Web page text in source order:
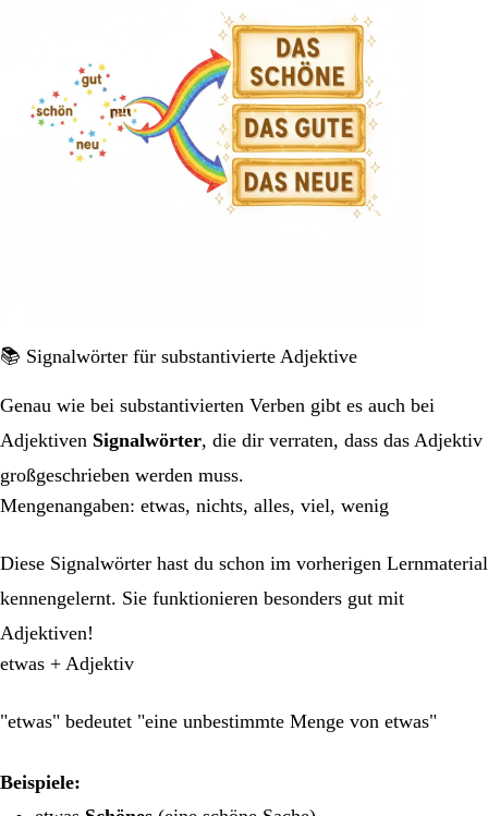
📚 Signalwörter für substantivierte Adjektive
Genau wie bei substantivierten Verben gibt es auch bei
Adjektiven Signalwörter, die dir verraten, dass das Adjektiv
großgeschrieben werden muss.
Mengenangaben: etwas, nichts, alles, viel, wenig
Diese Signalwörter hast du schon im vorherigen Lernmaterial
kennengelernt. Sie funktionieren besonders gut mit
Adjektiven!
etwas + Adjektiv
"etwas" bedeutet "eine unbestimmte Menge von etwas"
Beispiele: